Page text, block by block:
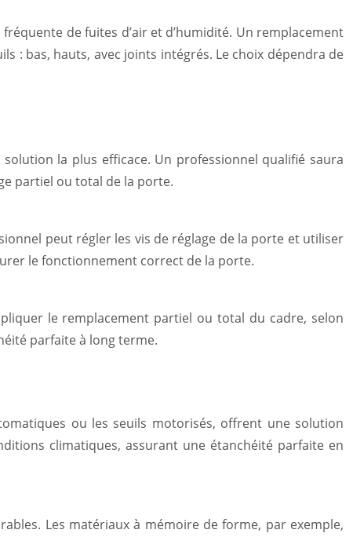
de fuites d’air et d’humidité. Un remplacement
: bas, hauts, avec joints intégrés. Le choix dépendra de
la plus efficace. Un professionnel qualifié saura
partiel ou total de la porte.
peut régler les vis de réglage de la porte et utiliser
le fonctionnement correct de la porte.
le remplacement partiel ou total du cadre, selon
parfaite à long terme.
ou les seuils motorisés, offrent une solution
climatiques, assurant une étanchéité parfaite en
Les matériaux à mémoire de forme, par exemple,